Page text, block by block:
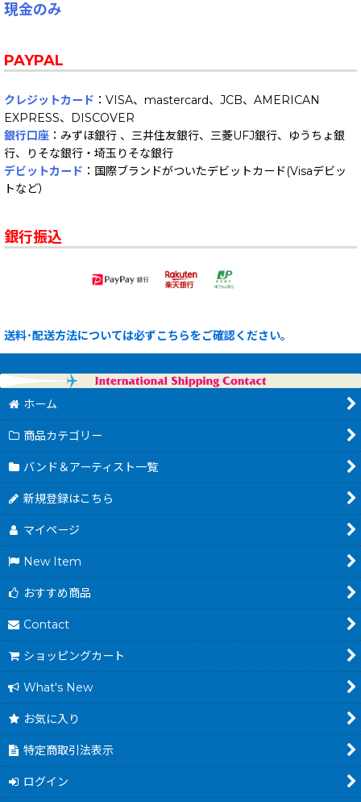
現金のみ
PAYPAL
クレジットカード ：VISA、mastercard、JCB、AMERICAN
EXPRESS、DISCOVER
銀行口座 ：みずほ銀行 、三井住友銀行、三菱UFJ銀行、ゆうちょ銀
行、りそな銀行・埼玉りそな銀行
デビットカード ：国際ブランドがついたデビットカード(Visaデビッ
トなど）
銀行振込
送料･配送方法については必ずこちらをご確認ください。
ホーム
商品カテゴリー
バンド＆アーティスト一覧
新規登録はこちら
マイページ
New Item
おすすめ商品
Contact
ショッピングカート
What's New
お気に入り
特定商取引法表示
ログイン